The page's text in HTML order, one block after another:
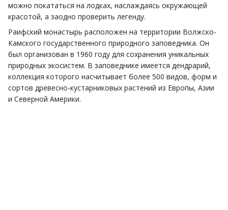
можно покататься на лодках, наслаждаясь окружающей
красотой, а заодно проверить легенду.
Раифский монастырь расположен на территории Волжско-
Камского государственного природного заповедника. Он
был организован в 1960 году для сохранения уникальных
природных экосистем. В заповеднике имеется дендрарий,
коллекция которого насчитывает более 500 видов, форм и
сортов древесно-кустарниковых растений из Европы, Азии
и Северной Америки.